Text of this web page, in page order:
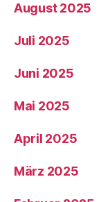
August 2025
Juli 2025
Juni 2025
Mai 2025
April 2025
März 2025